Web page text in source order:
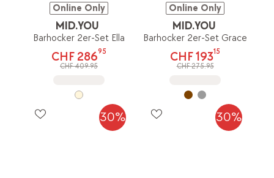
Online Only
MID.YOU
Barhocker 2er-Set Ella
CHF 28695
CHF 409.95
Online Only
MID.YOU
Barhocker 2er-Set Grace
CHF 19315
CHF 275.95
30% 30%